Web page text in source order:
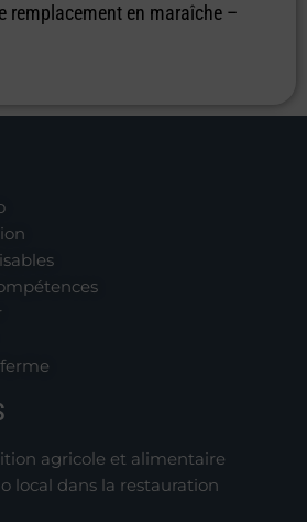
remplacement en maraîche –
agricole et alimentaire
local dans la restauration